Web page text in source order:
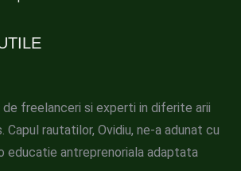
freelanceri si experti in diferite arii
Capul rautatilor, Ovidiu, ne-a adunat cu
educatie antreprenoriala adaptata